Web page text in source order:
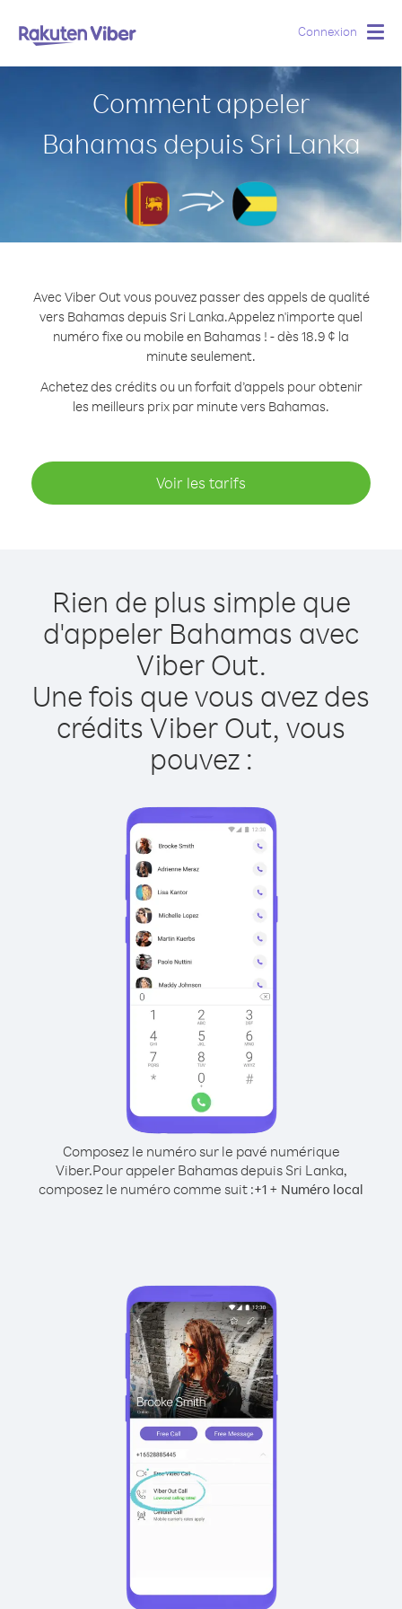
Connexion
Comment appeler
Bahamas depuis Sri Lanka
Avec Viber Out vous pouvez passer des appels de qualité
vers Bahamas depuis Sri Lanka.Appelez n'importe quel
numéro fixe ou mobile en Bahamas ! - dès 18.9 ¢ la
minute seulement.
Achetez des crédits ou un forfait d’appels pour obtenir
les meilleurs prix par minute vers Bahamas.
Voir les tarifs
Rien de plus simple que
d'appeler Bahamas avec
Viber Out.
Une fois que vous avez des
crédits Viber Out, vous
pouvez :
Composez le numéro sur le pavé numérique
Viber.Pour appeler Bahamas depuis Sri Lanka,
composez le numéro comme suit :+1 + Numéro local